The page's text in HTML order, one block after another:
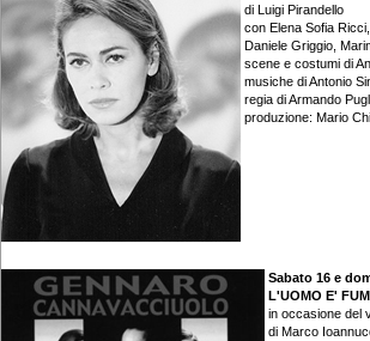
di Luigi Pirandello
con Elena Sofia
Daniele Griggio,
scene e costumi di
musiche di Antonio
regia di Armando
produzione: Mario
Sabato 16 e
L'UOMO E'
in occasione del
di Marco